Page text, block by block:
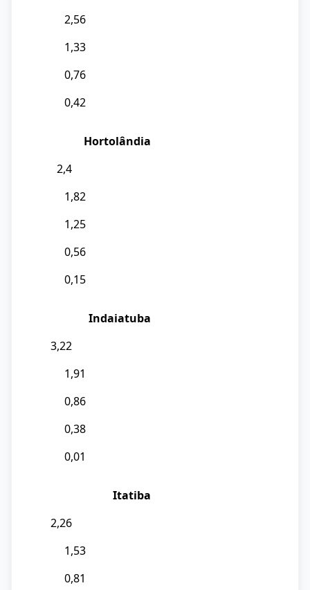
2,56
1,33
0,76
0,42
Hortolândia
2,4
1,82
1,25
0,56
0,15
Indaiatuba
3,22
1,91
0,86
0,38
0,01
Itatiba
2,26
1,53
0,81